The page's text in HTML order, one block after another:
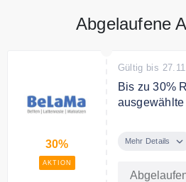
Abgelaufene
30%
AKTION
Gültig bis
Bis zu 30%
ausgewählte
Mehr Details